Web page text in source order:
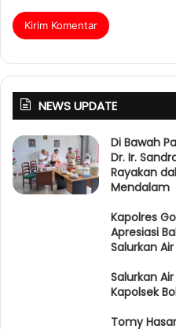
NEWS UPDATE
Di Bawah
Dr. Ir.
Rayakan
Mendalam
Kapolres
Apresiasi
Salurkan
Salurkan
Kapolsek
Tomy